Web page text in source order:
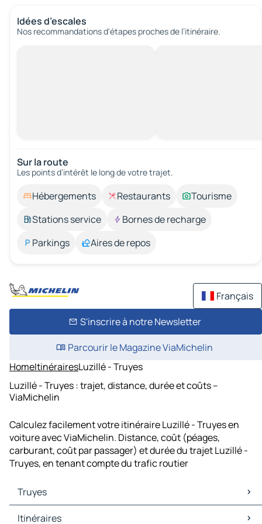
Idées d’escales
Nos recommandations d'étapes proches de l’itinéraire.
Sur la route
Les points d’intérêt le long de votre trajet.
Hébergements Restaurants
Tourisme
Stations service
Bornes de recharge
Parkings
Aires de repos
Français
S'inscrire à notre Newsletter
Parcourir le Magazine ViaMichelin
HomeItinérairesLuzillé - Truyes
Luzillé - Truyes : trajet, distance, durée et coûts –
ViaMichelin
Calculez facilement votre itinéraire Luzillé - Truyes en
voiture avec ViaMichelin. Distance, coût (péages,
carburant, coût par passager) et durée du trajet Luzillé -
Truyes, en tenant compte du trafic routier
Truyes
Truyes Cartes et plans
Itinéraires